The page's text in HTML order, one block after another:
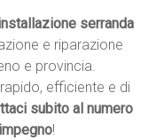
serranda
e riparazione
e provincia.
efficiente e di
subito al numero
!